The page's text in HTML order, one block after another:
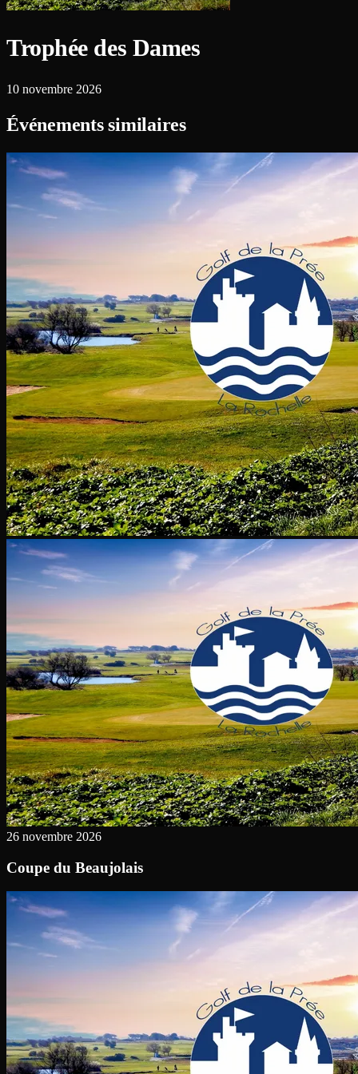
Trophée des Dames
10 novembre 2026
Événements similaires
26 novembre 2026
Coupe du Beaujolais